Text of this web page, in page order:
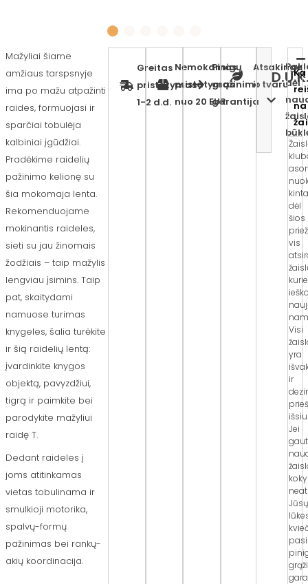
Mažyliai šiame
amžiaus tarspsnyje
ima po mažu atpažinti
raides, formuojasi ir
sparčiai tobulėja
kalbiniai įgūdžiai.
Pradėkime raidelių
pažinimo kelionę su
šia mokomaja lenta.
Rekomenduojame
mokinantis raideles,
sieti su jau žinomais
žodžiais – taip mažylis
lengviau įsimins. Taip
pat, skaitydami
namuose turimas
knygeles, šalia turėkite
ir šią raidelių lentą:
įvardinkite knygos
objektą, pavyzdžiui,
tigrą ir paimkite bei
parodykite mažyliui
raidę T.
Dedant raideles į
joms atitinkamas
vietas tobulinama ir
smulkioji motorika,
spalvų-formų
pažinimas bei rankų-
akių koordinacija.
Greitas
pristatymas
1-2 d.d.
Nemokamas
pristatymas
nuo 20 EUR
Pinigų
grąžinimo
garantija
Atsakinga
ir tvarudėl
Ką
dėl
šios
vis
Visi
yra
ir
Jei